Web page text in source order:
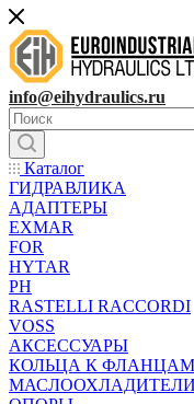
info@eihydraulics.ru
Каталог
ГИДРАВЛИКА
АДАПТЕРЫ
EXMAR
FOR
HYTAR
PH
RASTELLI RACCORDI
VOSS
АКСЕССУАРЫ
КОЛЬЦА К ФЛАНЦАМ
МАСЛООХЛАДИТЕЛИ